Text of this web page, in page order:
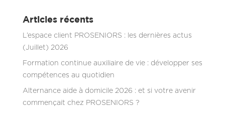
Articles récents
L’espace client PROSENIORS : les dernières actus
(Juillet) 2026
Formation continue auxiliaire de vie : développer ses
compétences au quotidien
Alternance aide à domicile 2026 : et si votre avenir
commençait chez PROSENIORS ?